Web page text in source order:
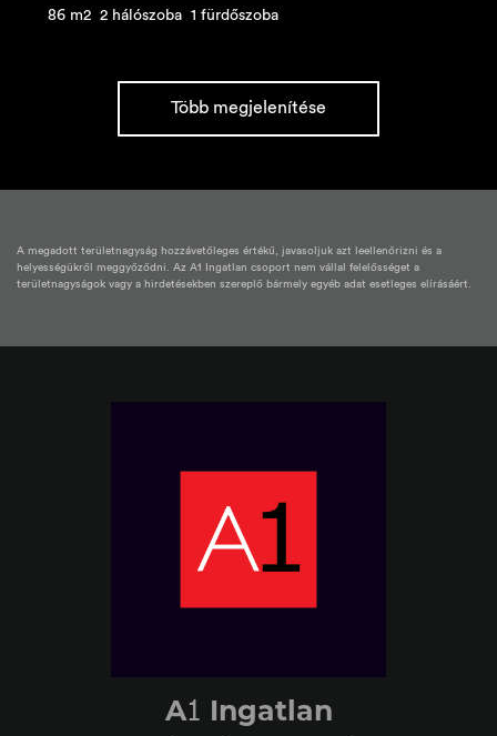
86 m2 2 hálószoba 1 fürdőszoba
Több megjelenítése
A megadott területnagyság hozzávetőleges értékű, javasoljuk azt leellenőrizni és a
helyességükről meggyőződni. Az A1 Ingatlan csoport nem vállal felelősséget a
területnagyságok vagy a hirdetésekben szereplő bármely egyéb adat esetleges elírásáért.
A1 Ingatlan